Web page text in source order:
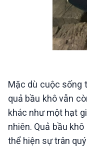
Mặc dù cuộc sống
quả bầu khô vẫn
khác như một hạt
nhiên. Quả bầu
thể hiện sự trân